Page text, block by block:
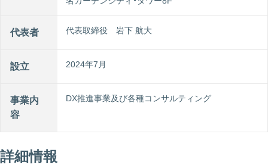
代表者 代表取締役 岩下 航⼤
設立 2024年7月
事業内
容
DX推進事業及び各種コンサルティング
詳細情報